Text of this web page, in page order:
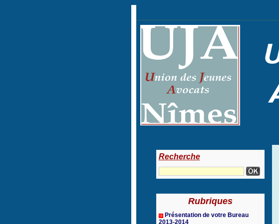
Recherche
Rubriques
Présentation de votre Bureau
2013-2014